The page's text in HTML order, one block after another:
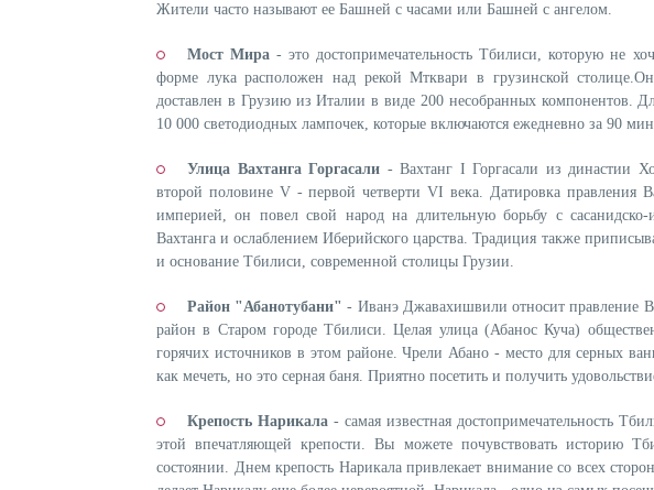
Жители часто называют ее Башней с часами или Башней с ангелом.
Мост Мира - это достопримечательность Тбилиси, которую не
форме лука расположен над рекой Мтквари в грузинской
доставлен в Грузию из Италии в виде 200 несобранных компонентов.
10 000 светодиодных лампочек, которые включаются ежедневно за 90
Улица Вахтанга Горгасали - Вахтанг I Горгасали из династии
второй половине V - первой четверти VI века. Датировка правления
империей, он повел свой народ на длительную борьбу с сасанидско-
Вахтанга и ослаблением Иберийского царства. Традиция также
и основание Тбилиси, современной столицы Грузии.
Район "Абанотубани" - Иванэ Джавахишвили относит правление
район в Старом городе Тбилиси. Целая улица (Абанос Куча)
горячих источников в этом районе. Чрели Абано - место для серных
как мечеть, но это серная баня. Приятно посетить и получить
Крепость Нарикала- самая известная достопримечательность
этой впечатляющей крепости. Вы можете почувствовать историю
состоянии. Днем крепость Нарикала привлекает внимание со всех